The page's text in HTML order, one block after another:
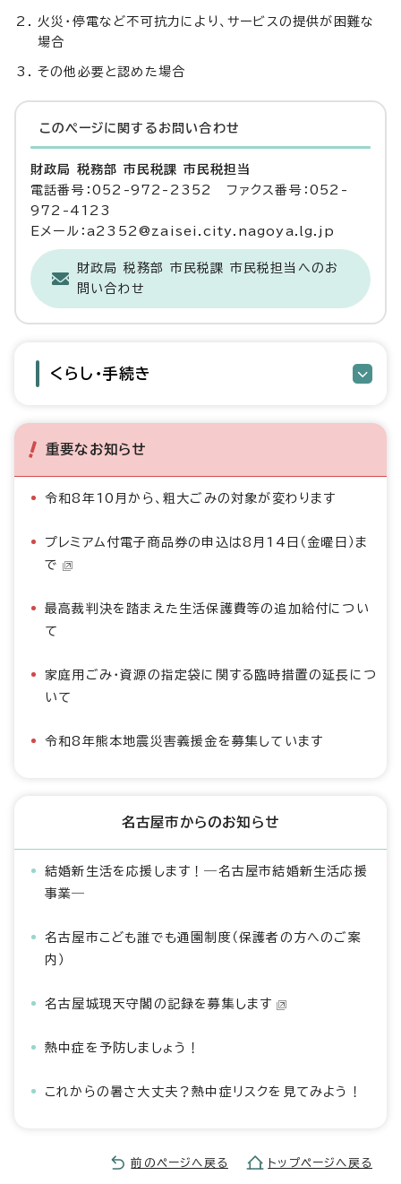
火災・停電など不可抗力により、サービスの提供が困難な
場合
その他必要と認めた場合
このページに関する お問い合わせ
財政局 税務部 市民税課 市民税担当
電話番号：052-972-2352 ファクス番号：052-
972-4123
Eメール：a2352@zaisei.city.nagoya.lg.jp
財政局 税務部 市民税課 市民税担当へのお
問い合わせ
くらし・手続き
重要なお知らせ
令和8年10月から、粗大ごみの対象が変わります
プレミアム付電子商品券の申込は8月14日（金曜日）ま
で
最高裁判決を踏まえた生活保護費等の追加給付につい
て
家庭用ごみ・資源の指定袋に関する臨時措置の延長につ
いて
令和8年熊本地震災害義援金を募集しています
名古屋市からのお知らせ
結婚新生活を応援します！―名古屋市結婚新生活応援
事業―
名古屋市こども誰でも通園制度（保護者の方へのご案
内）
名古屋城現天守閣の記録を募集します
熱中症を予防しましょう！
これからの暑さ大丈夫？熱中症リスクを見てみよう！
前のページへ戻る トップページへ戻る